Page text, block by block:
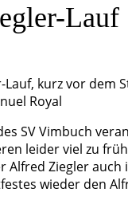
Lauf
Lauf, kurz vor dem
Royal
SV Vimbuch
leider viel zu
Alfred Ziegler auch
wieder den